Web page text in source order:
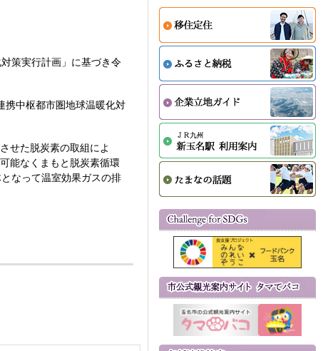
策実行計画」に基づき令
携中枢都市圏地球温暖化対
せた脱炭素の取組によ
能なくまもと脱炭素循環
なって温室効果ガスの排